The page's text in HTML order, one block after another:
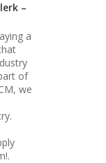
–
a
of
we